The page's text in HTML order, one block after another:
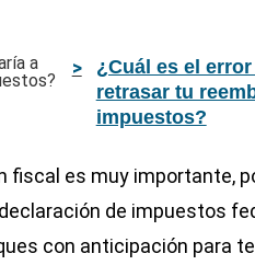
¿Cuál es el
retrasar tu
impuestos?
fiscal es muy importante,
de impuestos
con anticipación para